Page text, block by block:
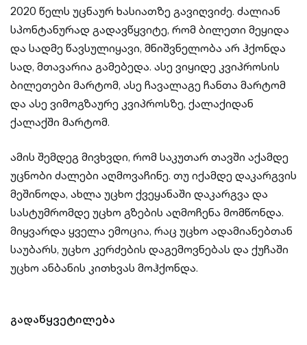
2020 წელს უცნაურ ხასიათზე გავიღვიძე. ძალიან
სპონტანურად გადავწყვიტე, რომ ბილეთი მეყიდა
და სადმე წავსულიყავი, მნიშვნელობა არ ჰქონდა
სად, მთავარია გამებედა. ასე ვიყიდე კვიპროსის
ბილეთები მარტომ, ასე ჩავალაგე ჩანთა მარტომ
და ასე ვიმოგზაურე კვიპროსზე, ქალაქიდან
ქალაქში მარტომ.
ამის შემდეგ მივხვდი, რომ საკუთარ თავში აქამდე
უცნობი ძალები აღმოვაჩინე. თუ იქამდე დაკარგვის
მეშინოდა, ახლა უცხო ქვეყანაში დაკარგვა და
სასტუმრომდე უცხო გზების აღმოჩენა მომწონდა.
მიყვარდა ყველა ემოცია, რაც უცხო ადამიანებთან
საუბარს, უცხო კერძების დაგემოვნებას და ქუჩაში
უცხო ანბანის კითხვას მოჰქონდა.
გადაწყვეტილება